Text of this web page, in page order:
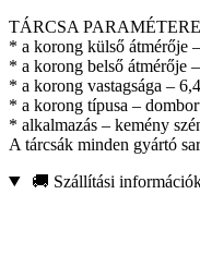
TÁRCSA
* a korong külső átmérője
* a korong belső átmérője
* a korong vastagsága –
* a korong típusa –
* alkalmazás – kemény
A tárcsák minden gyártó
🚚 Szállítási